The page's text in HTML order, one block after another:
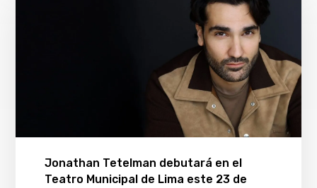
Jonathan Tetelman debutará en el
Teatro Municipal de Lima este 23 de